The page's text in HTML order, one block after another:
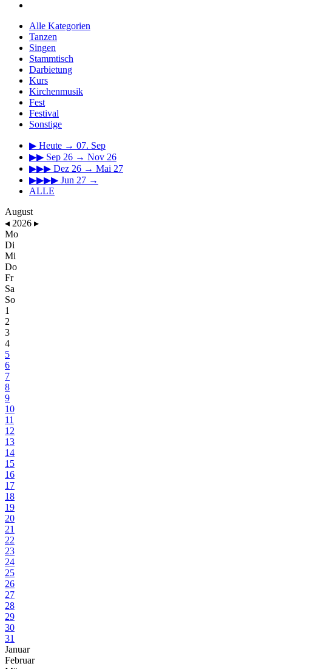
Alle Kategorien
Tanzen
Singen
Stammtisch
Darbietung
Kurs
Kirchenmusik
Fest
Festival
Sonstige
▶ Heute → 07. Sep
▶▶ Sep 26 → Nov 26
▶▶▶ Dez 26 → Mai 27
▶▶▶▶ Jun 27 →
ALLE
August
◂ 2026 ▸
Mo
Di
Mi
Do
Fr
Sa
So
1
2
3
4
5
6
7
8
9
10
11
12
13
14
15
16
17
18
19
20
21
22
23
24
25
26
27
28
29
30
31
Januar
Februar